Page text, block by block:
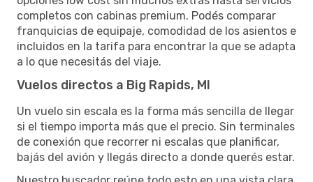
completos con cabinas premium. Podés comparar
franquicias de equipaje, comodidad de los asientos e
incluidos en la tarifa para encontrar la que se adapta
a lo que necesitás del viaje.
Vuelos directos a Big Rapids, MI
Un vuelo sin escala es la forma más sencilla de llegar
si el tiempo importa más que el precio. Sin terminales
de conexión que recorrer ni escalas que planificar,
bajás del avión y llegás directo a donde querés estar.